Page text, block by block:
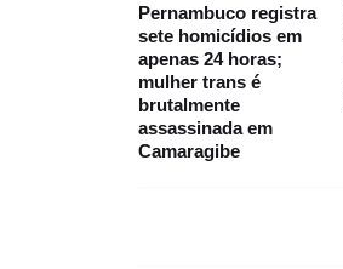
Pernambuco registra
sete homicídios em
apenas 24 horas;
mulher trans é
brutalmente
assassinada em
Camaragibe